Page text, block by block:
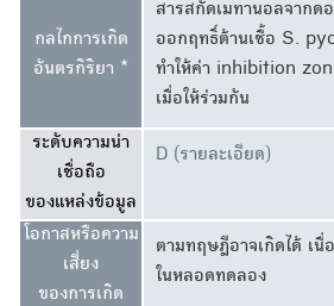
กลไกการเกิด
อันตรกิริยา *
สารสกัดเมทานอลจากด
ออกฤทธิ์ต้านเชื้อ S.
ทำให้ค่า inhibition
เมื่อให้ร่วมกัน
ระดับความน่า
เชื่อถือ
ของแหล่งข้อมูล
D (รายละเอียด)
โอกาสหรือความ
เสี่ยง
ของการเกิด
ตามทฤษฎีอาจเกิดได้ เนื่
ในหลอดทดลอง